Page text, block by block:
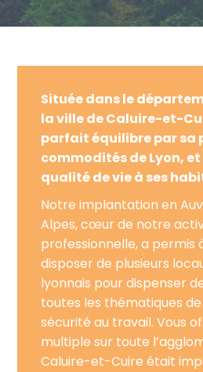
Située dans le
la ville de Caluire-et-
parfait équilibre par sa
commodités de Lyon,
qualité de vie à ses
Notre implantation en
Alpes, cœur de notre
professionnelle, a permis à
disposer de plusieurs
lyonnais pour dispenser
toutes les thématiques
sécurité au travail. Vous
multiple sur toute
Caluire-et-Cuire était